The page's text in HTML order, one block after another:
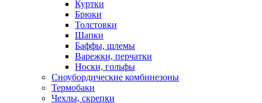
Куртки
Брюки
Толстовки
Шапки
Баффы, шлемы
Варежки, перчатки
Носки, гольфы
Сноубордические комбинезоны
Термобаки
Чехлы, скрепки